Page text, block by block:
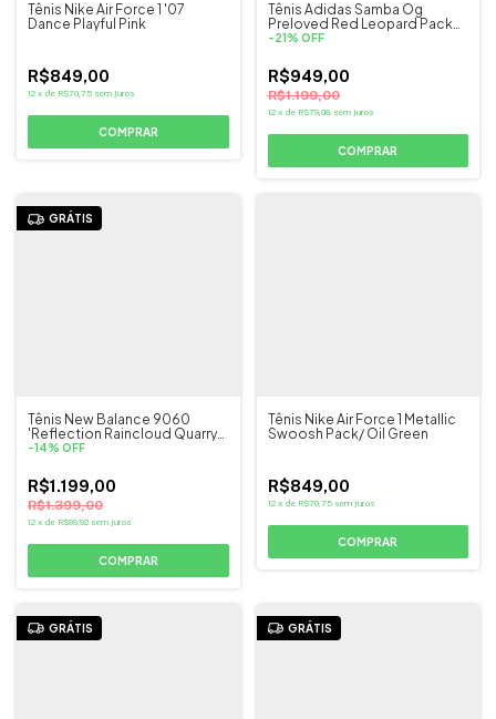
Tênis Nike Air Force 1 '07
Dance Playful Pink
R$849,00
12 x de R$70,75 sem juros
COMPRAR
Tênis Adidas Samba Og
Preloved Red Leopard Pack
Marrom
-21 % OFF
R$949,00
R$1.199,00
12 x de R$79,08 sem juros
COMPRAR
GRÁTIS
Tênis New Balance 9060
'Reflection Raincloud Quarry
Blue'
-14% OFF
R$1.199,00
R$1.399,00
12 x de R$99,92 sem juros
COMPRAR
Tênis Nike Air Force 1 Metallic
Swoosh Pack/ Oil Green
R$849,00
12 x de R$70,75 sem juros
COMPRAR
GRÁTIS GRÁTIS